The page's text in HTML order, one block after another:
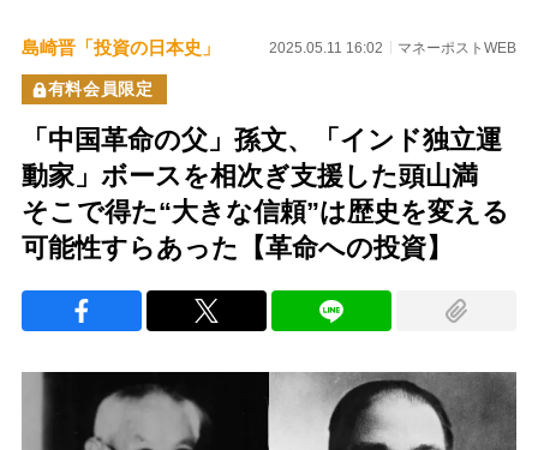
島崎晋「投資の日本史」 2025.05.11 16:02 マネーポストWEB
有料会員限定
「中国革命の父」孫文、「インド独立運
動家」ボースを相次ぎ支援した頭山満
そこで得た“大きな信頼”は歴史を変える
可能性すらあった【革命への投資】